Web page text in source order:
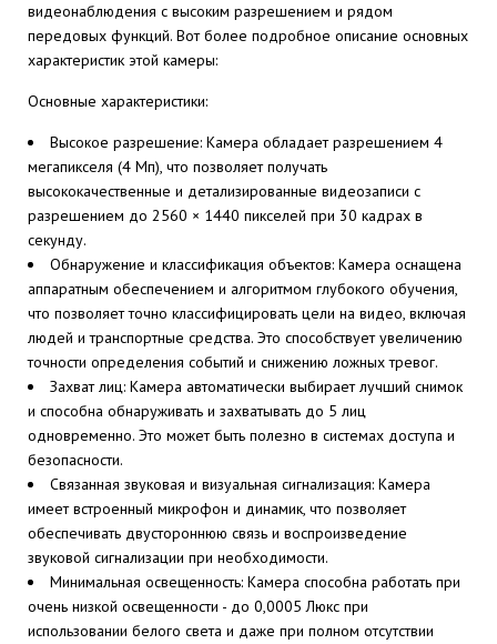
видеонаблюдения с высоким разрешением и рядом
передовых функций. Вот более подробное описание основных
характеристик этой камеры:
Основные характеристики:
Высокое разрешение: Камера обладает разрешением 4
мегапикселя (4 Мп), что позволяет получать
высококачественные и детализированные видеозаписи с
разрешением до 2560 × 1440 пикселей при 30 кадрах в
секунду.
Обнаружение и классификация объектов: Камера оснащена
аппаратным обеспечением и алгоритмом глубокого обучения,
что позволяет точно классифицировать цели на видео, включая
людей и транспортные средства. Это способствует увеличению
точности определения событий и снижению ложных тревог.
Захват лиц: Камера автоматически выбирает лучший снимок
и способна обнаруживать и захватывать до 5 лиц
одновременно. Это может быть полезно в системах доступа и
безопасности.
Связанная звуковая и визуальная сигнализация: Камера
имеет встроенный микрофон и динамик, что позволяет
обеспечивать двустороннюю связь и воспроизведение
звуковой сигнализации при необходимости.
Минимальная освещенность: Камера способна работать при
очень низкой освещенности - до 0,0005 Люкс при
использовании белого света и даже при полном отсутствии